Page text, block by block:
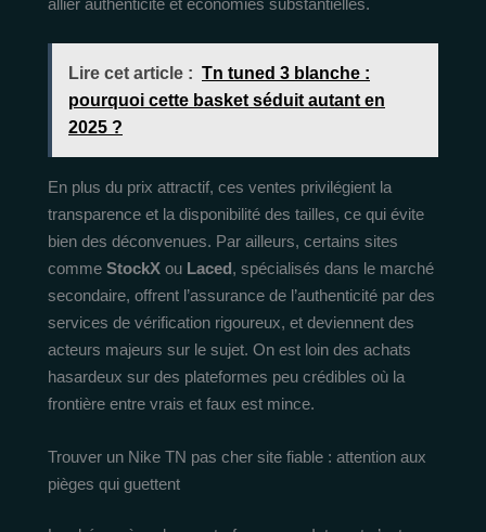
allier authenticité et économies substantielles.
Lire cet article : Tn tuned 3 blanche :
pourquoi cette basket séduit autant en
2025 ?
En plus du prix attractif, ces ventes privilégient la
transparence et la disponibilité des tailles, ce qui évite
bien des déconvenues. Par ailleurs, certains sites
comme StockX ou Laced, spécialisés dans le marché
secondaire, offrent l’assurance de l’authenticité par des
services de vérification rigoureux, et deviennent des
acteurs majeurs sur le sujet. On est loin des achats
hasardeux sur des plateformes peu crédibles où la
frontière entre vrais et faux est mince.
Trouver un Nike TN pas cher site fiable : attention aux
pièges qui guettent